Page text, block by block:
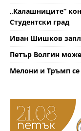
„Калашниците“
Студентски град
Иван Шишков
Петър Волгин
Мелони и Тръмп се